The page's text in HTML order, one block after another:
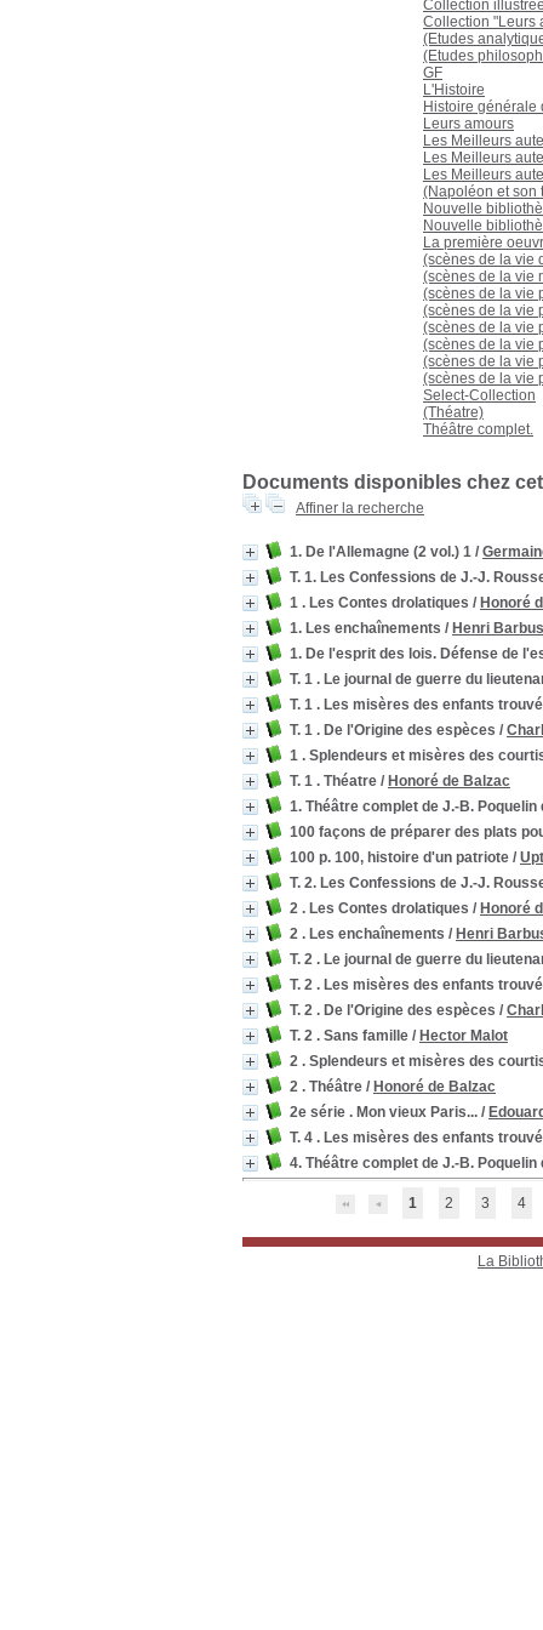
Collection
Collection "Leurs
(Etudes
(Etudes
GF
L'Histoire
Histoire générale
Leurs amours
Les Meilleurs
Les Meilleurs
Les Meilleurs
(Napoléon et son
Nouvelle
Nouvelle
La première
(scènes de la vie
(scènes de la vie
(scènes de la vie
(scènes de la vie
(scènes de la vie
(scènes de la vie
(scènes de la vie
(scènes de la vie
Select-Collection
(Théatre)
Théâtre complet.
Documents disponibles chez
Affiner la recherche
1. De l'Allemagne (2 vol.) 1 /
T. 1. Les Confessions de J.-J.
1 . Les Contes drolatiques / Honoré
1. Les enchaînements / Henri
1. De l'esprit des lois. Défense de
T. 1 . Le journal de guerre du
T. 1 . Les misères des enfants
T. 1 . De l'Origine des espèces /
1 . Splendeurs et misères des
T. 1 . Théatre / Honoré de Balzac
1. Théâtre complet de J.-B. Poquelin
100 façons de préparer des plats
100 p. 100, histoire d'un patriote /
T. 2. Les Confessions de J.-J.
2 . Les Contes drolatiques / Honoré
2 . Les enchaînements / Henri
T. 2 . Le journal de guerre du
T. 2 . Les misères des enfants
T. 2 . De l'Origine des espèces /
T. 2 . Sans famille / Hector Malot
2 . Splendeurs et misères des
2 . Théâtre / Honoré de Balzac
2e série . Mon vieux Paris... /
T. 4 . Les misères des enfants
4. Théâtre complet de J.-B. Poquelin
1 2 3 4
La